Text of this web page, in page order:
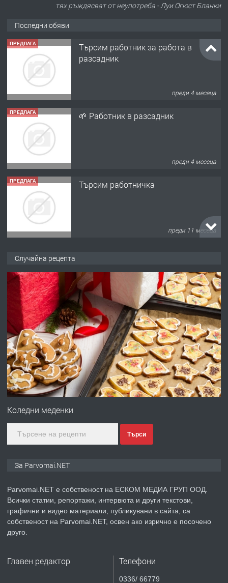
тях ръждясват от неупотреба - Луи Огюст Бланки
Последни обяви
ПРЕДЛАГА 🌱 Работник в разсадник
преди 4 месеца
ПРЕДЛАГА Търсим работничка
преди 11 месеца
ПРЕДЛАГА
Продава употребявани чисти и
преди 1 година
преди 1 година
ПРЕДЛАГА
Първи поход "По стъпките на Ангел
Войвода"
преди 1 година
ПРЕДЛАГА
Монтажник на малки детайли за
преди 1 година
ПРЕДЛАГА
Продавам апартамент - гр.
Случайна рецепта
Коледни меденки
Търси
За Parvomai.NET
Parvomai.NET е собственост на ЕСКОМ МЕДИА ГРУП ООД.
Всички статии, репортажи, интервюта и други текстови,
графични и видео материали, публикувани в сайта, са
собственост на Parvomai.NET, освен ако изрично е посочено
друго.
Главен редактор Телефони
0336/ 66779